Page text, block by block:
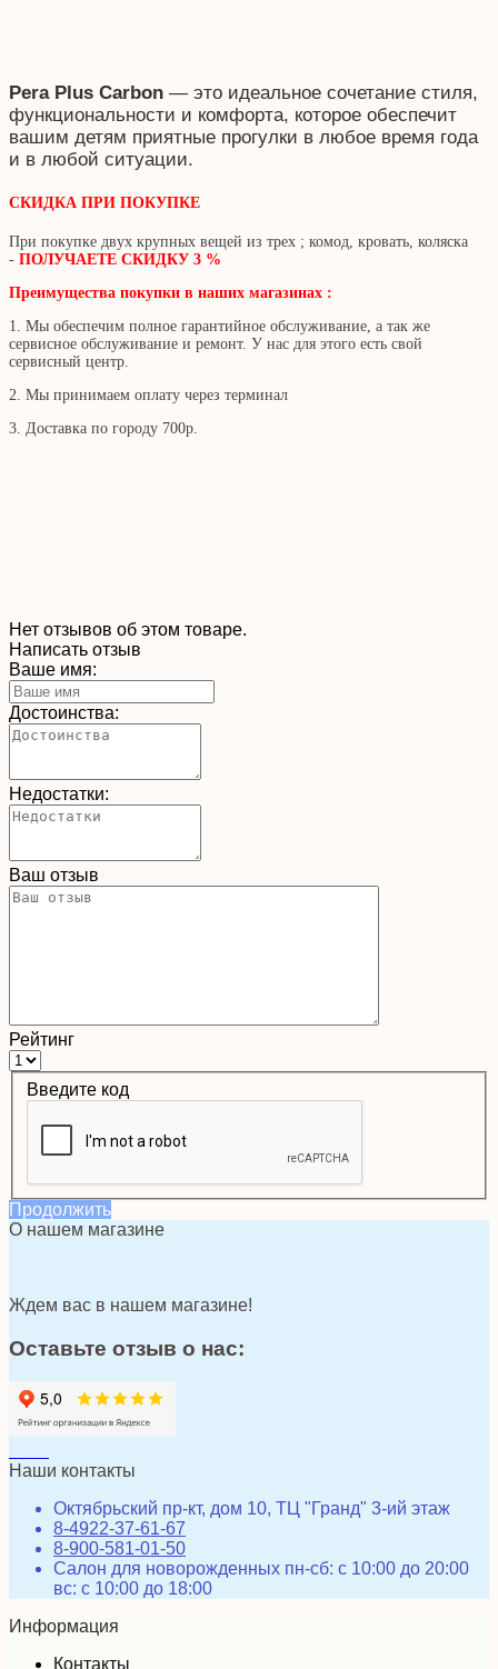
Pera Plus Carbon — это идеальное сочетание стиля,
функциональности и комфорта, которое обеспечит
вашим детям приятные прогулки в любое время года
и в любой ситуации.
СКИДКА ПРИ ПОКУПКЕ
При покупке двух крупных вещей из трех ; комод, кровать, коляска
- ПОЛУЧАЕТЕ СКИДКУ 3 %
Преимущества покупки в наших магазинах :
1. Мы обеспечим полное гарантийное обслуживание, а так же
сервисное обслуживание и ремонт. У нас для этого есть свой
сервисный центр.
2. Мы принимаем оплату через терминал
3. Доставка по городу 700р.
Нет отзывов об этом товаре.
Написать отзыв
Ваше имя:
Достоинства:
Недостатки:
Ваш отзыв
Рейтинг
Введите код
Продолжить
О нашем магазине
Ждем вас в нашем магазине!
Оставьте отзыв о нас:
Наши контакты
Октябрьский пр-кт, дом 10, ТЦ "Гранд" 3-ий этаж
8-4922-37-61-67
8-900-581-01-50
Салон для новорожденных пн-сб: с 10:00 до 20:00
вс: с 10:00 до 18:00
Информация
Контакты